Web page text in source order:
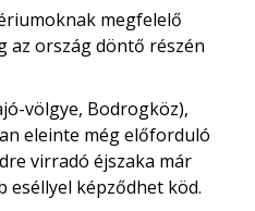
megfelelő
az ország döntő részén
völgye, Bodrogköz),
eleinte még előforduló
virradó éjszaka már
eséllyel képződhet köd.